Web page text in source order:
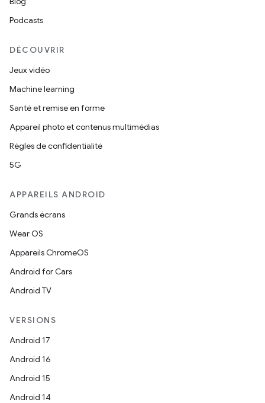
Podcasts
DÉCOUVRIR
Jeux vidéo
Machine learning
Santé et remise en forme
Appareil photo et contenus multimédias
Règles de confidentialité
5G
APPAREILS ANDROID
Grands écrans
Wear OS
Appareils ChromeOS
Android for Cars
Android TV
VERSIONS
Android 17
Android 16
Android 15
Android 14